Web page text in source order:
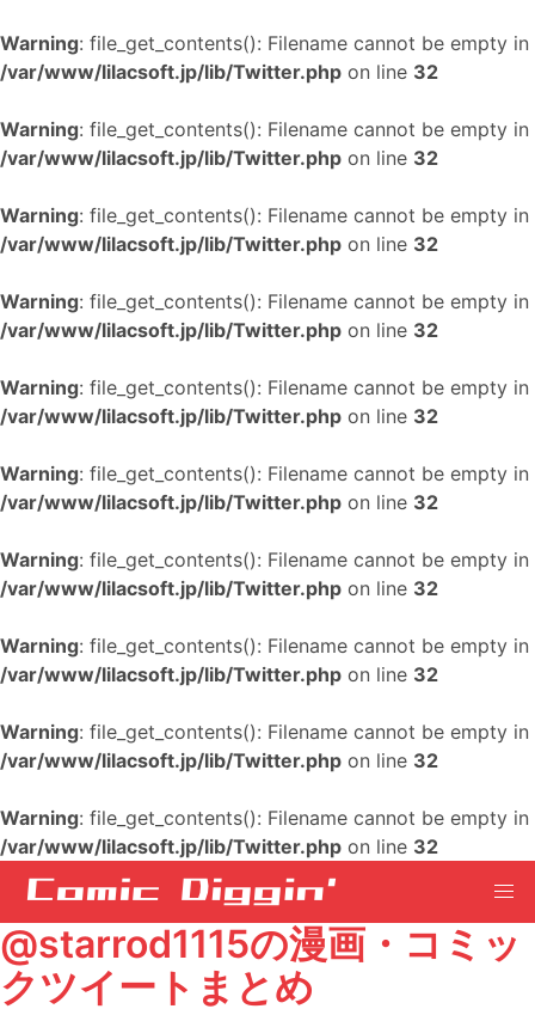
Warning: file_get_contents(): Filename cannot be empty in
/var/www/lilacsoft.jp/lib/Twitter.php on line 32
Warning: file_get_contents(): Filename cannot be empty in
/var/www/lilacsoft.jp/lib/Twitter.php on line 32
Warning: file_get_contents(): Filename cannot be empty in
/var/www/lilacsoft.jp/lib/Twitter.php on line 32
Warning: file_get_contents(): Filename cannot be empty in
/var/www/lilacsoft.jp/lib/Twitter.php on line 32
Warning: file_get_contents(): Filename cannot be empty in
/var/www/lilacsoft.jp/lib/Twitter.php on line 32
Warning: file_get_contents(): Filename cannot be empty in
/var/www/lilacsoft.jp/lib/Twitter.php on line 32
Warning: file_get_contents(): Filename cannot be empty in
/var/www/lilacsoft.jp/lib/Twitter.php on line 32
Warning: file_get_contents(): Filename cannot be empty in
/var/www/lilacsoft.jp/lib/Twitter.php on line 32
Warning: file_get_contents(): Filename cannot be empty in
/var/www/lilacsoft.jp/lib/Twitter.php on line 32
Warning: file_get_contents(): Filename cannot be empty in
/var/www/lilacsoft.jp/lib/Twitter.php on line 32
@starrod1115の漫画・コミッ
クツイートまとめ